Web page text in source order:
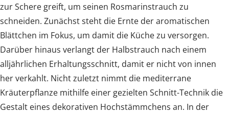
zur Schere greift, um seinen Rosmarinstrauch zu
schneiden. Zunächst steht die Ernte der aromatischen
Blättchen im Fokus, um damit die Küche zu versorgen.
Darüber hinaus verlangt der Halbstrauch nach einem
alljährlichen Erhaltungsschnitt, damit er nicht von innen
her verkahlt. Nicht zuletzt nimmt die mediterrane
Kräuterpflanze mithilfe einer gezielten Schnitt-Technik die
Gestalt eines dekorativen Hochstämmchens an. In der